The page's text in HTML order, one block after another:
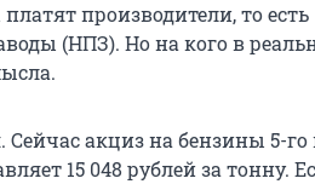
производители, то есть
(НПЗ). Но на кого в
акциз на бензины 5-го
15 048 рублей за тонну.